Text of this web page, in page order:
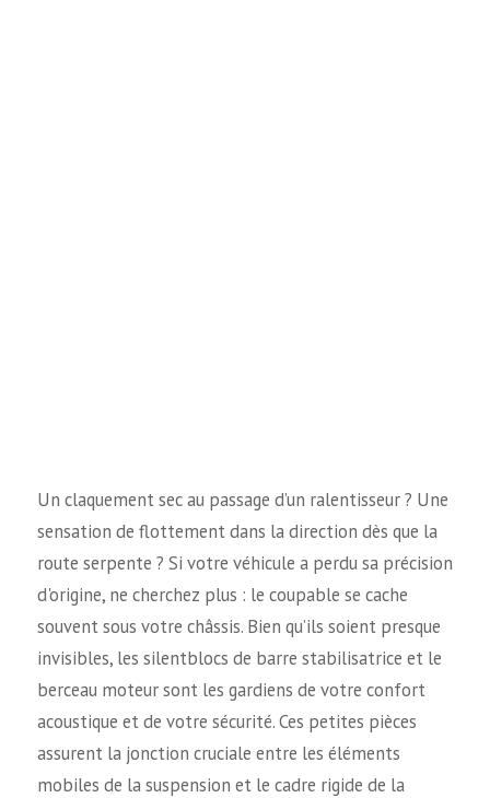
Un claquement sec au passage d’un ralentisseur ? Une
sensation de flottement dans la direction dès que la
route serpente ? Si votre véhicule a perdu sa précision
d'origine, ne cherchez plus : le coupable se cache
souvent sous votre châssis. Bien qu’ils soient presque
invisibles, les silentblocs de barre stabilisatrice et le
berceau moteur sont les gardiens de votre confort
acoustique et de votre sécurité. Ces petites pièces
assurent la jonction cruciale entre les éléments
mobiles de la suspension et le cadre rigide de la